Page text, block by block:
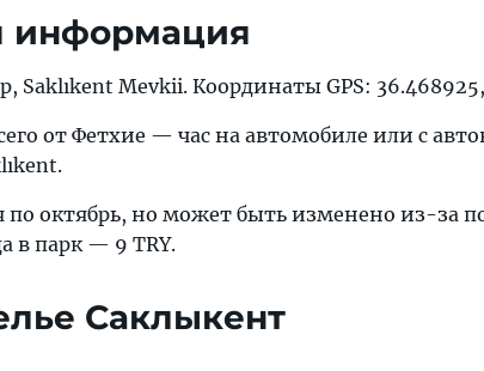
информация
Saklıkent Mevkii. Координаты GPS:
от Фетхие — час на автомобиле или с
по октябрь, но может быть изменено из-за
в парк — 9 TRY.
Саклыкент